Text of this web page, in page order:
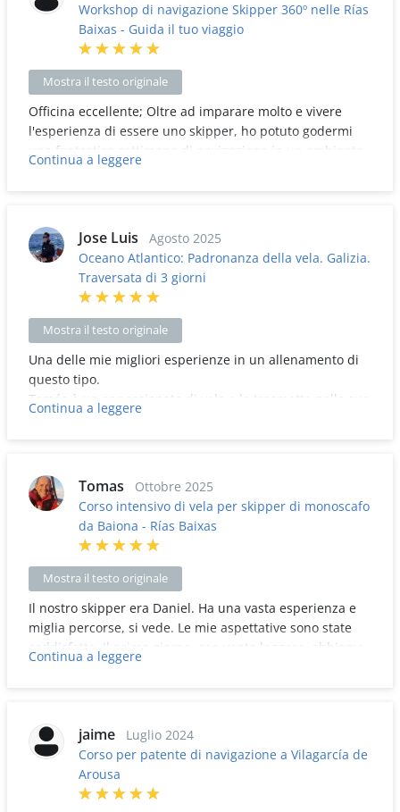
Workshop di navigazione Skipper 360º nelle Rías
Baixas - Guida il tuo viaggio
Mostra il testo originale
Officina eccellente; Oltre ad imparare molto e vivere
l'esperienza di essere uno skipper, ho potuto godermi
una fantastica settimana di navigazione in un ambiente
fantastico. Ottimi istruttori sia Paco che Eduardo e un
Continua a leggere
Jose Luis
Agosto 2025
Oceano Atlantico: Padronanza della vela. Galizia.
Traversata di 3 giorni
Mostra il testo originale
Una delle mie migliori esperienze in un allenamento di
questo tipo.
Tomás è un appassionato di vela e lo trasmette nelle sue
spiegazioni.
suoi studenti la cura con cui una barca va trattata.
Assolutamente consigliato.
Continua a leggere
Tomas
Ottobre 2025
Corso intensivo di vela per skipper di monoscafo
da Baiona - Rías Baixas
Mostra il testo originale
Il nostro skipper era Daniel. Ha una vasta esperienza e
miglia percorse, si vede. Le mie aspettative sono state
soddisfatte. Il primo giorno, con vento leggero, abbiamo
manovrato in porto presso vari ormeggi. Il secondo
consigliato.
Continua a leggere
jaime
Luglio 2024
Corso per patente di navigazione a Vilagarcía de
Arousa